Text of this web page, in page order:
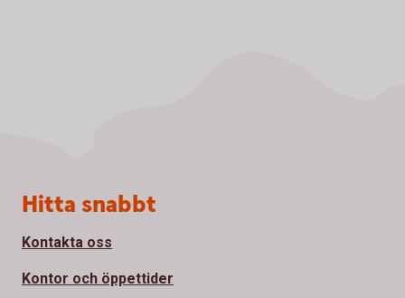
Sidfot
Hitta snabbt
Kontakta oss
Kontor och öppettider